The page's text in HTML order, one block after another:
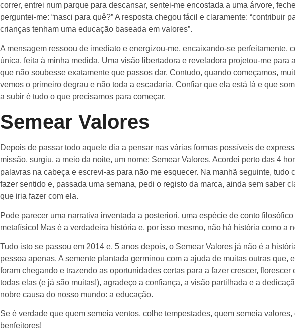
correr, entrei num parque para descansar, sentei-me encostada a uma árvore,
perguntei-me: “nasci para quê?” A resposta chegou fácil e claramente: “contribuir
crianças tenham uma educação baseada em valores”.
A mensagem ressoou de imediato e energizou-me, encaixando-se perfeitamente,
única, feita à minha medida. Uma visão libertadora e reveladora projetou-me para
que não soubesse exatamente que passos dar. Contudo, quando começamos,
vemos o primeiro degrau e não toda a escadaria. Confiar que ela está lá e que
a subir é tudo o que precisamos para começar.
Semear Valores
Depois de passar todo aquele dia a pensar nas várias formas possíveis de
missão, surgiu, a meio da noite, um nome: Semear Valores. Acordei perto das 4
palavras na cabeça e escrevi-as para não me esquecer. Na manhã seguinte, tudo
fazer sentido e, passada uma semana, pedi o registo da marca, ainda sem saber
que iria fazer com ela.
Pode parecer uma narrativa inventada a posteriori, uma espécie de conto
metafísico! Mas é a verdadeira história e, por isso mesmo, não há história como a
Tudo isto se passou em 2014 e, 5 anos depois, o Semear Valores já não é a
pessoa apenas. A semente plantada germinou com a ajuda de muitas outras que,
foram chegando e trazendo as oportunidades certas para a fazer crescer, florescer
todas elas (e já são muitas!), agradeço a confiança, a visão partilhada e a
nobre causa do nosso mundo: a educação.
Se é verdade que quem semeia ventos, colhe tempestades, quem semeia valores,
benfeitores!